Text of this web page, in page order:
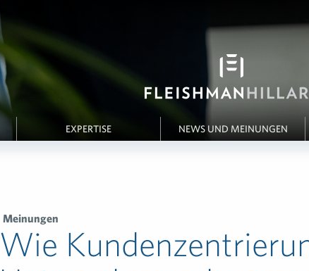
EXPERTISE NEWS UND MEINUNGEN
Meinungen
Wie